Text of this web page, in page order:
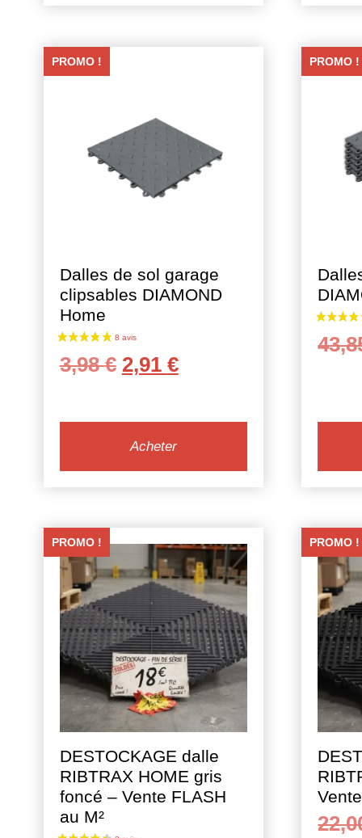
44 avis
PROMO !
Dalles de sol garage
clipsables DIAMOND
Home
3,98€ Le
était :
3,98 €.
2,91 €Le
2,91 €.
Acheter
PROMO !
PROMO !
DESTOCKAGE dalle
RIBTRAX HOME gris
foncé – Vente FLASH
au M²
PROMO !